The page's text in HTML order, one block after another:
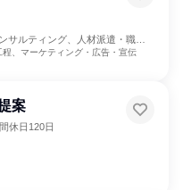
サルティング、人材派遣・職業
程、マーケティング・広告・宣伝
案
休日120日